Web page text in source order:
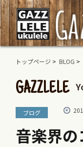
トップページ > BLOG >
GAZZLELE
ブログ
音楽界